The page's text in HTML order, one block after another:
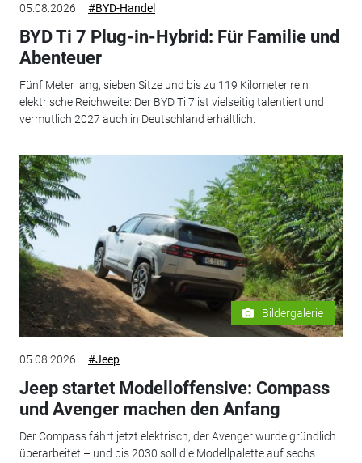
05.08.2026 #BYD-Handel
BYD Ti 7 Plug-in-Hybrid: Für Familie und
Abenteuer
Fünf Meter lang, sieben Sitze und bis zu 119 Kilometer rein
elektrische Reichweite: Der BYD Ti 7 ist vielseitig talentiert und
vermutlich 2027 auch in Deutschland erhältlich.
Bildergalerie
05.08.2026 #Jeep
Jeep startet Modelloffensive: Compass
und Avenger machen den Anfang
Der Compass fährt jetzt elektrisch, der Avenger wurde gründlich
überarbeitet – und bis 2030 soll die Modellpalette auf sechs